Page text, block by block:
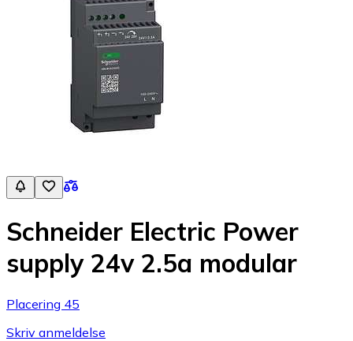
Schneider Electric Power
supply 24v 2.5a modular
Placering 45
Skriv anmeldelse